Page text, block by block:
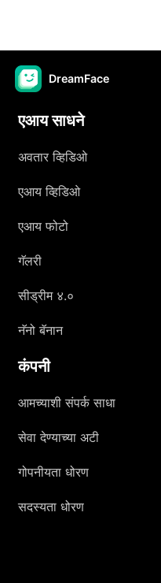
DreamFace
एआय साधने
अवतार व्हिडिओ
एआय व्हिडिओ
एआय फोटो
गॅलरी
सीड्रीम ४.०
नॅनो बॅनान
कंपनी
आमच्याशी संपर्क साधा
सेवा देण्याच्या अटी
गोपनीयता धोरण
सदस्यता धोरण